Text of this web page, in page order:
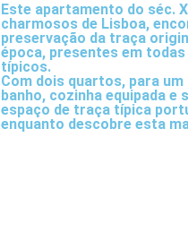
Este apartamento do séc.
charmosos de Lisboa,
preservação da traça
época, presentes em
típicos.
Com dois quartos, para
banho, cozinha equipada
espaço de traça típica
enquanto descobre esta